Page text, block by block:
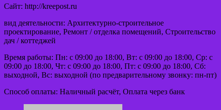
Сайт: http://kreepost.ru
вид деятельности: Архитектурно-строительное
проектирование, Ремонт / отделка помещений, Строительство
дач / коттеджей
Время работы: Пн: с 09:00 до 18:00, Вт: с 09:00 до 18:00, Ср: с
09:00 до 18:00, Чт: с 09:00 до 18:00, Пт: с 09:00 до 18:00, Сб:
выходной, Вс: выходной (по предварительному звонку: пн-пт)
Способ оплаты: Наличный расчёт, Оплата через банк